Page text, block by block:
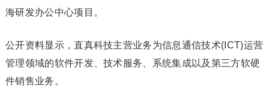
海研发办公中心项目。
公开资料显示，直真科技主营业务为信息通信技术(ICT)运营
管理领域的软件开发、技术服务、系统集成以及第三方软硬
件销售业务。